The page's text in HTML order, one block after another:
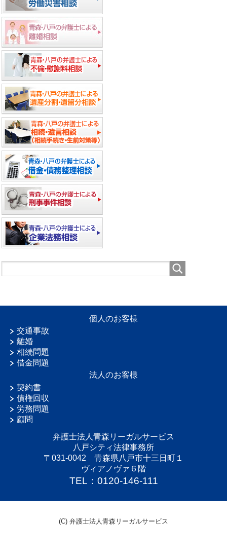
個人のお客様
交通事故
離婚
相続問題
借金問題
法人のお客様
契約書
債権回収
労務問題
顧問
弁護士法人青森リーガルサービス
八戸シティ法律事務所
〒031-0042 青森県八戸市十三日町１
ヴィアノヴァ６階
TEL：0120-146-111
(C) 弁護士法人青森リーガルサービス